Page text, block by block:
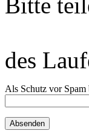
des
Als Schutz vor Spam